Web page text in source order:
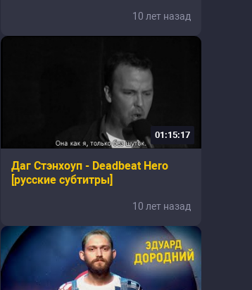
10 лет назад
01:15:17
Даг Стэнхоуп - Deadbeat Hero
[русские субтитры]
10 лет назад